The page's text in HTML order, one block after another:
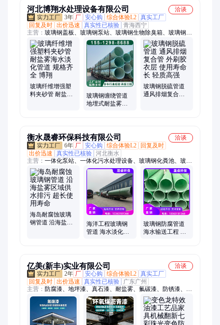
河北博翔水处理设备有限公司
洽谈
3年 厂 安心购 综合体验L2 真实工厂
回复及时 出价迅速 真实性已核验 青海西宁
主营： 玻璃钢盖板、玻璃钢泵站、玻璃钢生物除臭箱、玻璃钢管
道、玻璃钢净化塔
玻璃纤维增强塑
料夹砂管 耐盐雾
玻璃钢缠绕管道
地埋式耐盐雾腐
玻璃钢脱硫管道
通风排烟复合管
衡水晟睿环保科技有限公司
洽谈
6年 厂 安心购 综合体验L2
回复及时
出价迅速
真实性已核验 河北衡水
主营： 一体化泵站、一体化污水处理设备、玻璃钢化粪池、玻璃
钢管道、一体化预制泵站、玻璃钢储罐、玻璃钢脱硫塔、水表
井、生物除臭箱、玻璃钢水表井、树脂模压花盆、玻璃钢盐酸储
罐、玻璃钢围栏、玻璃钢拉挤型材、玻璃钢拉挤设备、玻璃钢标
志桩、玻璃钢井盖、玻璃钢桥架、玻璃钢型材拉挤设备、一体化
提升泵站、玻璃钢圆棒、玻璃钢角钢、玻璃钢檩条、玻璃钢方
管、聚氨酯桥架
海岛耐腐蚀玻璃
钢管道 沿海盐雾
海洋工程玻璃钢
管道 海水淡化盐
玻璃钢防腐管道
海水输送工程 海
亿美(新丰)实业有限公司
洽谈
2年 厂 安心购 综合体验L2 真实工厂
回复及时 出价迅速 真实性已核验
广东广州
主营： 防腐漆、地坪漆、真石漆、耐盐雾、氟碳漆、防锈漆、环
氧漆、地面漆、绝缘涂料、氟碳面漆、环氧底漆、防火涂料、外
墙涂料、防锈底漆、底漆面漆、无机涂料、防腐涂料、玻璃烤
漆、氟碳涂料、聚脲涂料、环氧自流平、聚氨酯面漆、沥青改色